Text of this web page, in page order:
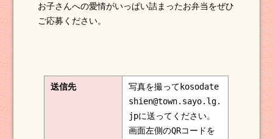
お子さんへの愛情がいっぱい詰まったお弁当をぜひ
ご応募ください。
送信先
写真を撮ってkosodate
shien@town.sayo.lg.
jpに送ってください。
画面左側のQRコードを